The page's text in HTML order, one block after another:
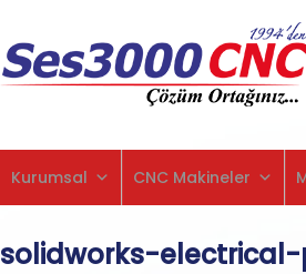
Kurumsal
CNC Makineler
solidworks-